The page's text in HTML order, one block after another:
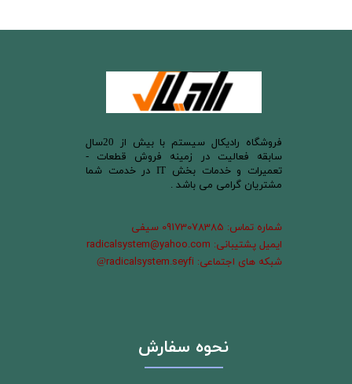
​فروشگاه رادیکال سیستم با بیش از 20سال
سابقه فعالیت در زمینه فروش قطعات -
تعمیرات و خدمات بخش IT در خدمت شما
مشتریان گرامی می باشد .
شماره تماس: 09173078385 سیفی
ایمیل پشتیبانی: radicalsystem@yahoo.com
شبکه های اجتماعی: radicalsystem.seyfi
@
نحوه سفارش